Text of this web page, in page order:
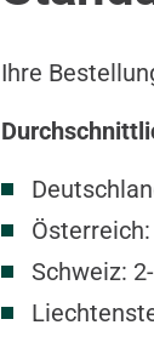
Ihre
Schweiz: